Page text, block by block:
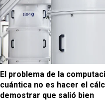
El problema de la
cuántica no es hacer el
demostrar que salió bien